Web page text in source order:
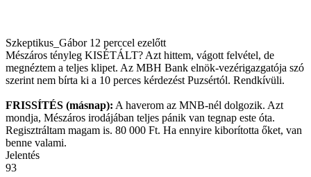
Szkeptikus_Gábor 12 perccel ezelőtt
Mészáros tényleg KISÉTÁLT? Azt hittem, vágott felvétel, de
megnéztem a teljes klipet. Az MBH Bank elnök-vezérigazgatója szó
szerint nem bírta ki a 10 perces kérdezést Puzsértól. Rendkívüli.
FRISSÍTÉS (másnap): A haverom az MNB-nél dolgozik. Azt
mondja, Mészáros irodájában teljes pánik van tegnap este óta.
Regisztráltam magam is. 80 000 Ft. Ha ennyire kiborította őket, van
benne valami.
Jelentés
93